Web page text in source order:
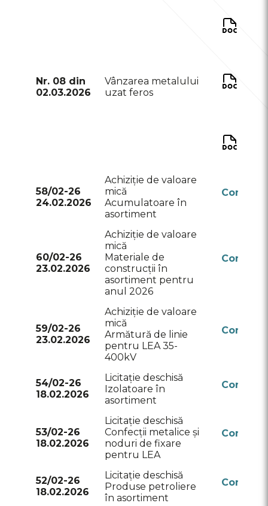
Nr. 08 din
02.03.2026
Vânzarea metalului
uzat feros
58/02-26
24.02.2026
Achiziție de valoare
mică
Acumulatoare în
asortiment
Conform
60/02-26
23.02.2026
Achiziție de valoare
mică
Materiale de
construcții în
asortiment pentru
anul 2026
Conform
59/02-26
23.02.2026
Achiziție de valoare
mică
Armătură de linie
pentru LEA 35-
400kV
Conform
54/02-26
18.02.2026
Licitație deschisă
Izolatoare în
asortiment
Conform
53/02-26
18.02.2026
Licitație deschisă
Confecții metalice și
noduri de fixare
pentru LEA
Conform
52/02-26
18.02.2026
Licitație deschisă
Produse petroliere
în asortiment
Conform